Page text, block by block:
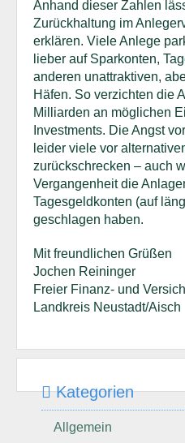
Anhand dieser Zahlen
Zurückhaltung im
erklären. Viele Anlege
lieber auf Sparkonten,
anderen unattraktiven,
Häfen. So verzichten die
Milliarden an möglichen
Investments. Die Angst
leider viele vor
zurückschrecken – auch
Vergangenheit die
Tagesgeldkonten (auf
geschlagen haben.
Mit freundlichen Grüßen
Jochen Reininger
Freier Finanz- und
Landkreis Neustadt/Aisch
Kategorien
Allgemein